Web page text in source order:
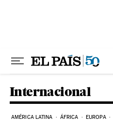
Internacional
AMÉRICA LATINA ÁFRICA EUROPA